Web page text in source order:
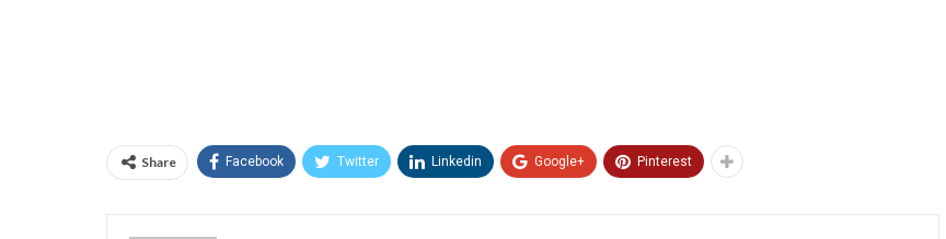
Share Facebook Twitter Linkedin Google+ Pinterest